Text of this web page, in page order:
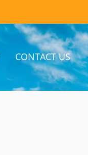
CONTACT US